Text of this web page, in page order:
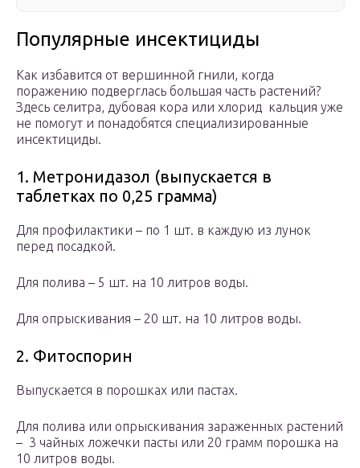
Популярные инсектициды
Как избавится от вершинной гнили, когда
поражению подверглась большая часть растений?
Здесь селитра, дубовая кора или хлорид кальция уже
не помогут и понадобятся специализированные
инсектициды.
1. Метронидазол (выпускается в
таблетках по 0,25 грамма)
Для профилактики – по 1 шт. в каждую из лунок
перед посадкой.
Для полива – 5 шт. на 10 литров воды.
Для опрыскивания – 20 шт. на 10 литров воды.
2. Фитоспорин
Выпускается в порошках или пастах.
Для полива или опрыскивания зараженных растений
– 3 чайных ложечки пасты или 20 грамм порошка на
10 литров воды.